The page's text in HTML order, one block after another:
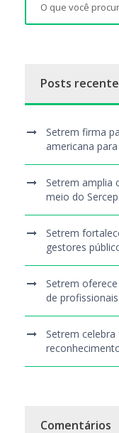
Posts
Setrem firma
americana
Setrem amplia
meio do
Setrem
gestores
Setrem
de
Setrem
Comentários